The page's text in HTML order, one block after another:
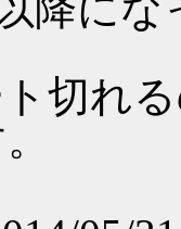
降に
切れ